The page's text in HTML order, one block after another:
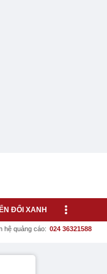
ĐỔI XANH
hệ quảng cáo: 024 36321588